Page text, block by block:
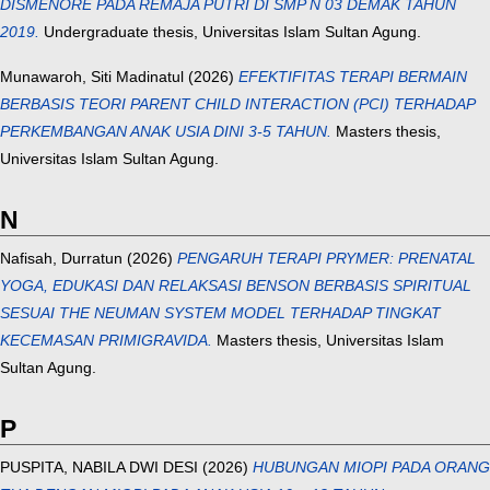
DISMENORE PADA REMAJA PUTRI DI SMP N 03 DEMAK TAHUN
2019. Undergraduate thesis, Universitas Islam Sultan Agung.
Munawaroh, Siti Madinatul (2026) EFEKTIFITAS TERAPI BERMAIN
BERBASIS TEORI PARENT CHILD INTERACTION (PCI) TERHADAP
PERKEMBANGAN ANAK USIA DINI 3-5 TAHUN. Masters thesis,
Universitas Islam Sultan Agung.
N
Nafisah, Durratun (2026) PENGARUH TERAPI PRYMER: PRENATAL
YOGA, EDUKASI DAN RELAKSASI BENSON BERBASIS SPIRITUAL
SESUAI THE NEUMAN SYSTEM MODEL TERHADAP TINGKAT
KECEMASAN PRIMIGRAVIDA. Masters thesis, Universitas Islam
Sultan Agung.
P
PUSPITA, NABILA DWI DESI (2026) HUBUNGAN MIOPI PADA ORANG